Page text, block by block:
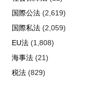
国際公法(2,619)
国際私法(2,059)
EU法(1,808)
海事法(21)
税法(829)